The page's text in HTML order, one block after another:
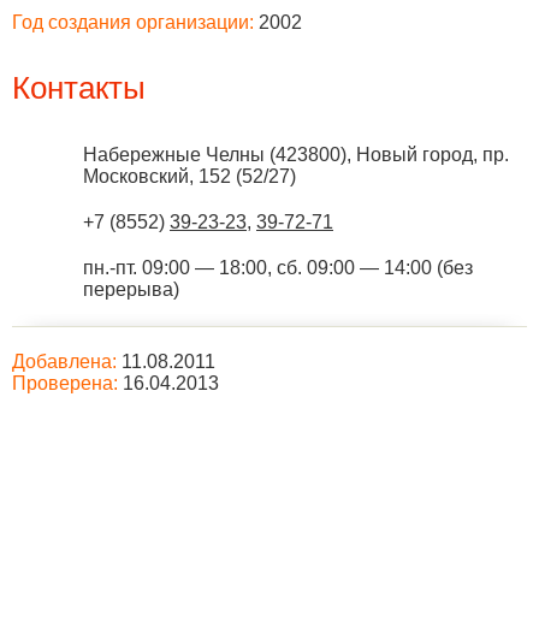
Год создания организации: 2002
Контакты
Набережные Челны (423800), Новый город, пр.
Московский, 152 (52/27)
+7 (8552) 39-23-23, 39-72-71
пн.-пт. 09:00 — 18:00, сб. 09:00 — 14:00 (без
перерыва)
Добавлена: 11.08.2011
Проверена: 16.04.2013